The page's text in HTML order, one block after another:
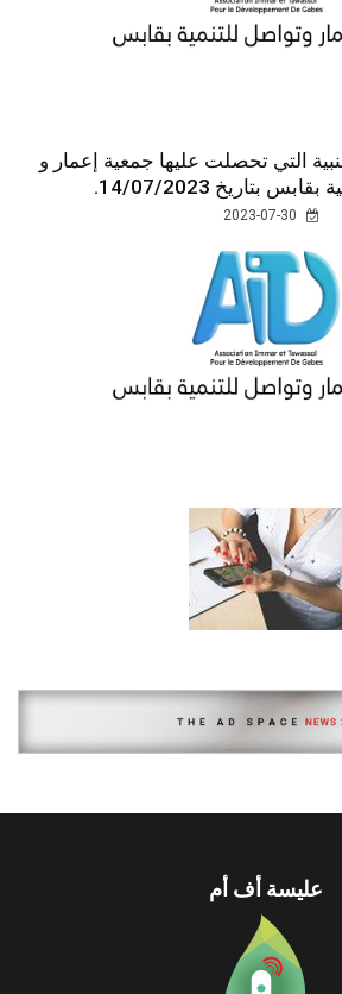
التي تحصلت عليها جمعية إعمار و
بتاريخ 14/07/2023.
عليسة أف أم